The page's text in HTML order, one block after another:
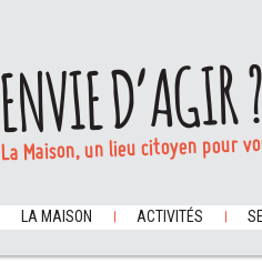
ENVIE D’AGIR ?
La Maison, un lieu citoyen pour
LA MAISON ACTIVITÉS